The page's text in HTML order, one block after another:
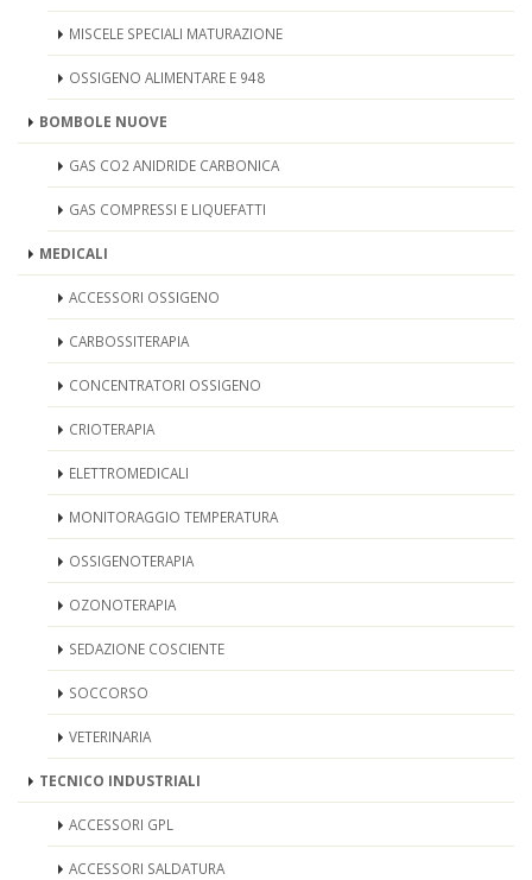
MISCELE SPECIALI MATURAZIONE
OSSIGENO ALIMENTARE E 948
BOMBOLE NUOVE
GAS CO2 ANIDRIDE CARBONICA
GAS COMPRESSI E LIQUEFATTI
MEDICALI
ACCESSORI OSSIGENO
CARBOSSITERAPIA
CONCENTRATORI OSSIGENO
CRIOTERAPIA
ELETTROMEDICALI
MONITORAGGIO TEMPERATURA
OSSIGENOTERAPIA
OZONOTERAPIA
SEDAZIONE COSCIENTE
SOCCORSO
VETERINARIA
TECNICO INDUSTRIALI
ACCESSORI GPL
ACCESSORI SALDATURA